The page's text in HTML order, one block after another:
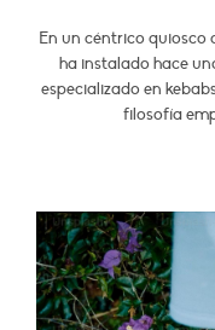
En un céntrico quiosco
ha instalado hace
especializado en
filosofía